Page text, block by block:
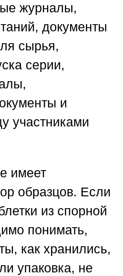
журналы,
документы
сырья,
серии,
и
участниками
имеет
образцов. Если
из спорной
понимать,
как хранились,
упаковка, не